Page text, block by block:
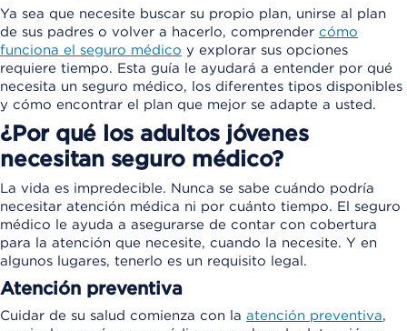
Ya sea que necesite buscar su propio plan, unirse al plan
de sus padres o volver a hacerlo, comprender cómo
funciona el seguro médico y explorar sus opciones
requiere tiempo. Esta guía le ayudará a entender por qué
necesita un seguro médico, los diferentes tipos disponibles
y cómo encontrar el plan que mejor se adapte a usted.
¿Por qué los adultos jóvenes
necesitan seguro médico?
La vida es impredecible. Nunca se sabe cuándo podría
necesitar atención médica ni por cuánto tiempo. El seguro
médico le ayuda a asegurarse de contar con cobertura
para la atención que necesite, cuando la necesite. Y en
algunos lugares, tenerlo es un requisito legal.
Atención preventiva
Cuidar de su salud comienza con la atención preventiva,